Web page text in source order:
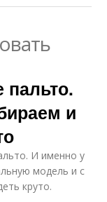
пальто.
и
И именно у
модель и с
круто.